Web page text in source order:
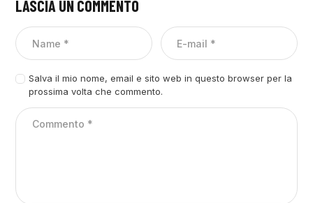
LASCIA UN COMMENTO
Salva il mio nome, email e sito web in questo browser per la
prossima volta che commento.